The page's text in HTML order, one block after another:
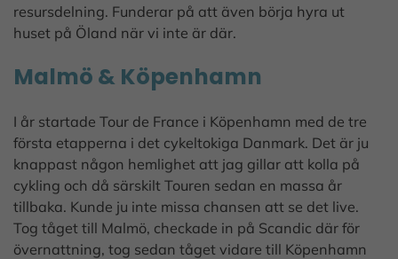
resursdelning. Funderar på att även börja hyra ut
huset på Öland när vi inte är där.
Malmö & Köpenhamn
I år startade Tour de France i Köpenhamn med de tre
första etapperna i det cykeltokiga Danmark. Det är ju
knappast någon hemlighet att jag gillar att kolla på
cykling och då särskilt Touren sedan en massa år
tillbaka. Kunde ju inte missa chansen att se det live.
Tog tåget till Malmö, checkade in på Scandic där för
övernattning, tog sedan tåget vidare till Köpenhamn